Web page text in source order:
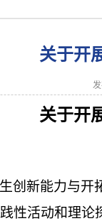
关于开
关于开
创新能力与
性活动和理